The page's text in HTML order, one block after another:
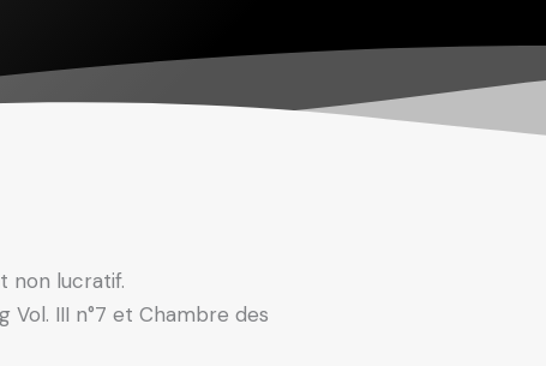
non lucratif.
Vol. III n°7 et Chambre des